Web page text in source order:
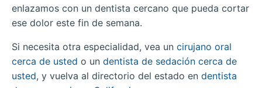
enlazamos con un dentista cercano que pueda cortar
ese dolor este fin de semana.
Si necesita otra especialidad, vea un cirujano oral
cerca de usted o un dentista de sedación cerca de
usted, y vuelva al directorio del estado en dentista